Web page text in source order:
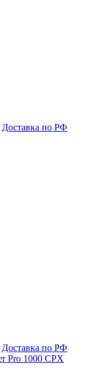
Доставка по РФ
Доставка по РФ